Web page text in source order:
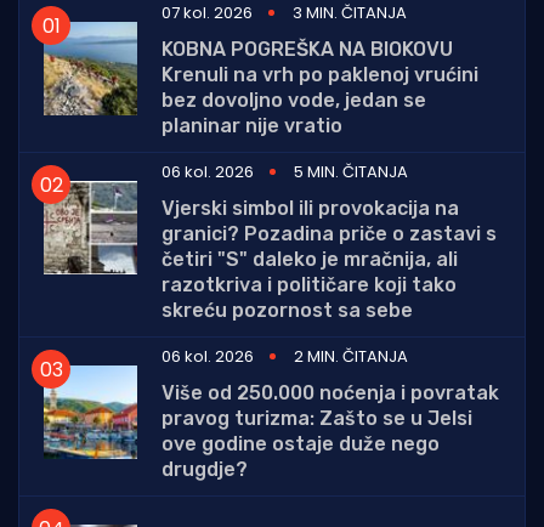
07 kol. 2026
3 MIN. ČITANJA
KOBNA POGREŠKA NA BIOKOVU
Krenuli na vrh po paklenoj vrućini
bez dovoljno vode, jedan se
planinar nije vratio
06 kol. 2026
5 MIN. ČITANJA
Vjerski simbol ili provokacija na
granici? Pozadina priče o zastavi s
četiri "S" daleko je mračnija, ali
razotkriva i političare koji tako
skreću pozornost sa sebe
06 kol. 2026
2 MIN. ČITANJA
Više od 250.000 noćenja i povratak
pravog turizma: Zašto se u Jelsi
ove godine ostaje duže nego
drugdje?